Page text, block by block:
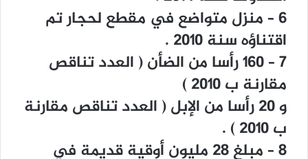
٦ – ﻣﻨﺰﻝ ﻣﺘﻮﺍﺿﻊ ﻓﻲ ﻣﻘﻄﻊ ﻟﺤﺠﺎﺭ ﺗﻢ
ﺍﻗﺘﻨﺎﺅﻩ ﺳﻨﺔ ٢٠١٠ .
٧ – ١٦٠ ﺭﺃﺳﺎ ﻣﻦ ﺍﻟﻀﺄﻥ ‏( ﺍﻟﻌﺪﺩ ﺗﻨﺎﻗﺺ
ﻣﻘﺎﺭﻧﺔ ﺏ ٢٠١٠ ‏)
ﻭ ٢٠ ﺭﺃﺳﺎ ﻣﻦ ﺍﻹﺑﻞ ‏( ﺍﻟﻌﺪﺩ ﺗﻨﺎﻗﺺ ﻣﻘﺎﺭﻧﺔ
ﺏ ٢٠١٠ ‏) .
٨ – ﻣﺒﻠﻎ ٢٨ ﻣﻠﻴﻮﻥ ﺃﻭﻗﻴﺔ ﻗﺪﻳﻤﺔ ﻓﻲ